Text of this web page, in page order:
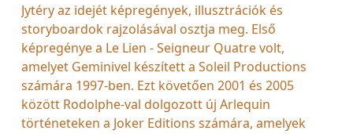
Jytéry az idejét képregények, illusztrációk és
storyboardok rajzolásával osztja meg. Első
képregénye a Le Lien - Seigneur Quatre volt,
amelyet Geminivel készített a Soleil Productions
számára 1997-ben. Ezt követően 2001 és 2005
között Rodolphe-val dolgozott új Arlequin
történeteken a Joker Editions számára, amelyek